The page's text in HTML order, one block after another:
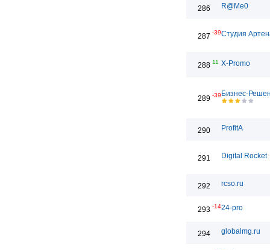
286 R@Me0
287 -39Студия
288 11 X-Promo
289 -39 Бизнес-
290 ProfitA
291 Digital Rocket
292 rcso.ru
293 -1424-pro
294 globalmg.ru